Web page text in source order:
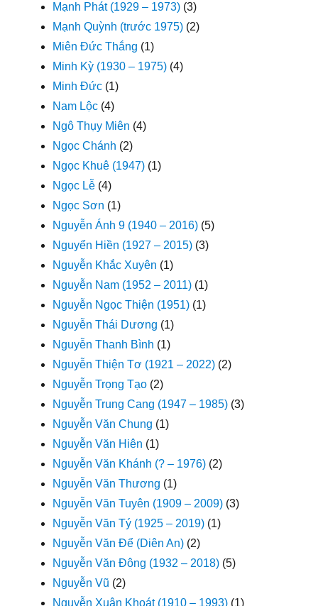
Mạnh Phát (1929 – 1973) (3)
Mạnh Quỳnh (trước 1975) (2)
Miên Đức Thắng (1)
Minh Kỳ (1930 – 1975) (4)
Minh Đức (1)
Nam Lộc (4)
Ngô Thụy Miên (4)
Ngọc Chánh (2)
Ngọc Khuê (1947) (1)
Ngọc Lễ (4)
Ngọc Sơn (1)
Nguyễn Ánh 9 (1940 – 2016) (5)
Nguyển Hiền (1927 – 2015) (3)
Nguyễn Khắc Xuyên (1)
Nguyễn Nam (1952 – 2011) (1)
Nguyễn Ngọc Thiện (1951) (1)
Nguyễn Thái Dương (1)
Nguyễn Thanh Bình (1)
Nguyễn Thiện Tơ (1921 – 2022) (2)
Nguyễn Trọng Tạo (2)
Nguyễn Trung Cang (1947 – 1985) (3)
Nguyễn Văn Chung (1)
Nguyễn Văn Hiên (1)
Nguyễn Văn Khánh (? – 1976) (2)
Nguyễn Văn Thương (1)
Nguyễn Văn Tuyên (1909 – 2009) (3)
Nguyễn Văn Tý (1925 – 2019) (1)
Nguyễn Văn Để (Diên An) (2)
Nguyễn Văn Đông (1932 – 2018) (5)
Nguyễn Vũ (2)
Nguyễn Xuân Khoát (1910 – 1993) (1)